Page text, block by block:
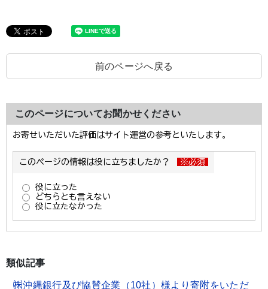
前のページへ戻る
このページについてお聞かせください
類似記事
㈱沖縄銀行及び協賛企業（10社）様より寄附をいただ